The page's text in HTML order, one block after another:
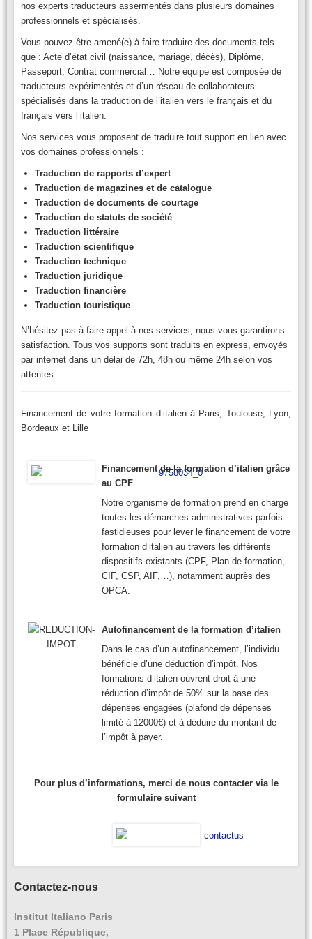
Contactez-nous
Institut Italiano Paris
1 Place République,
nos experts traducteurs assermentés dans plusieurs domaines
professionnels et spécialisés.
Vous pouvez être amené(e) à faire traduire des documents tels
que : Acte d’état civil (naissance, mariage, décès), Diplôme,
Passeport, Contrat commercial… Notre équipe est composée de
traducteurs expérimentés et d’un réseau de collaborateurs
spécialisés dans la traduction de l’italien vers le français et du
français vers l’italien.
Nos services vous proposent de traduire tout support en lien avec
vos domaines professionnels :
Traduction de rapports d’expert
Traduction de magazines et de catalogue
Traduction de documents de courtage
Traduction de statuts de société
Traduction littéraire
Traduction scientifique
Traduction technique
Traduction juridique
Traduction financière
Traduction touristique
N’hésitez pas à faire appel à nos services, nous vous garantirons
satisfaction. Tous vos supports sont traduits en express, envoyés
par internet dans un délai de 72h, 48h ou même 24h selon vos
attentes.
Financement de votre formation d’italien à Paris, Toulouse, Lyon,
Bordeaux et Lille
Financement de la formation d’italien grâce
au CPF
Notre organisme de formation prend en charge
toutes les démarches administratives parfois
fastidieuses pour lever le financement de votre
formation d’italien au travers les différents
dispositifs existants (CPF, Plan de formation,
CIF, CSP, AIF,…), notamment auprès des
OPCA.
Autofinancement de la formation d’italien
Dans le cas d’un autofinancement, l’individu
bénéficie d’une déduction d’impôt. Nos
formations d’italien ouvrent droit à une
réduction d’impôt de 50% sur la base des
dépenses engagées (plafond de dépenses
limité à 12000€) et à déduire du montant de
l’impôt à payer.
Pour plus d’informations, merci de nous contacter via le
formulaire suivant